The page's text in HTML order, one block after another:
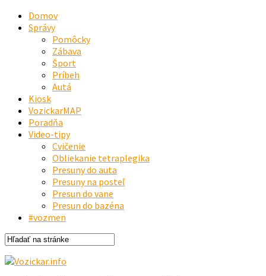
Domov
Správy
Pomôcky
Zábava
Šport
Príbeh
Autá
Kiosk
VozickarMAP
Poradňa
Video-tipy
Cvičenie
Obliekanie tetraplegika
Presuny do auta
Presuny na posteľ
Presun do vane
Presun do bazéna
#vozmen